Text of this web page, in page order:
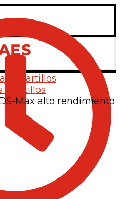
Martillos
martillos
Max alto rendimiento